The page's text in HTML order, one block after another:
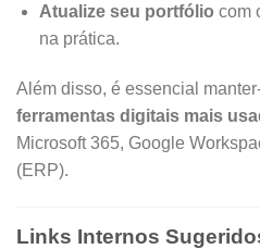
Atualize seu portfólio com
na prática.
Além disso, é essencial
ferramentas digitais mais
Microsoft 365, Google
(ERP).
Links Internos